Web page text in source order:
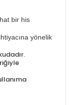
bir his
yönelik